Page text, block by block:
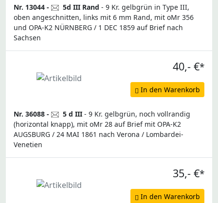
Nr. 13044 - 5d III Rand - 9 Kr. gelbgrün in Type III,
oben angeschnitten, links mit 6 mm Rand, mit oMr 356
und OPA-K2 NÜRNBERG / 1 DEC 1859 auf Brief nach
Sachsen
40,- €*
In den Warenkorb
Nr. 36088 - 5 d III - 9 Kr. gelbgrün, noch vollrandig
(horizontal knapp), mit oMr 28 auf Brief mit OPA-K2
AUGSBURG / 24 MAI 1861 nach Verona / Lombardei-
Venetien
35,- €*
In den Warenkorb